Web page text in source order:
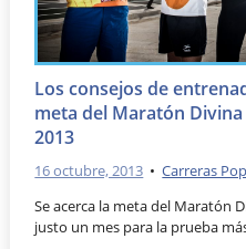
Los consejos de
meta del Maratón
2013
16 octubre, 2013 •Carreras
Se acerca la meta del Maratón
justo un mes para la prueba